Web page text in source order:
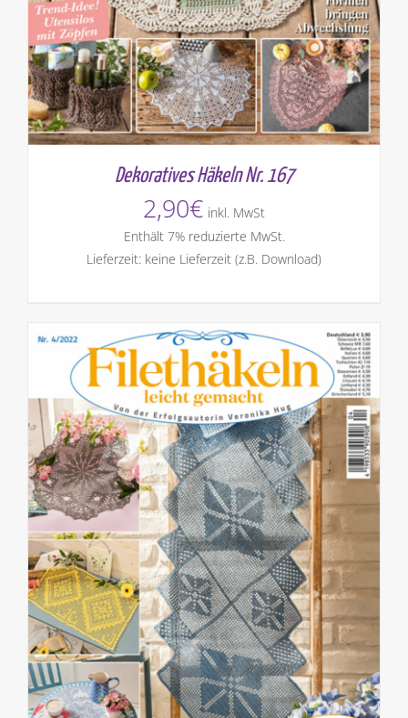
Dekoratives Häkeln Nr. 167
2,90€ inkl. MwSt
Enthält 7% reduzierte MwSt.
Lieferzeit: keine Lieferzeit (z.B. Download)